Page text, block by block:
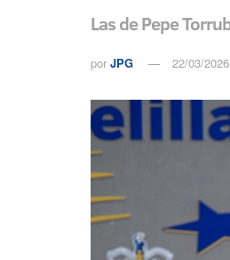
Las de Pepe
por JPG 22/03/